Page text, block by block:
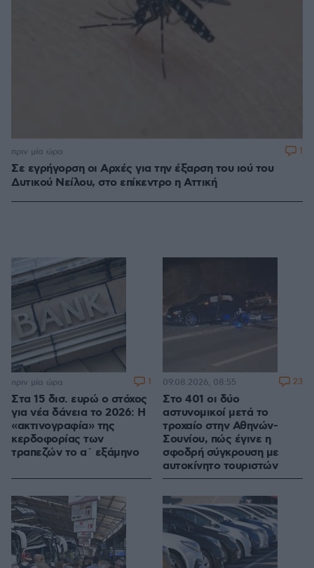
Σε εγρήγορση οι Αρχές για την έξαρση του ιού του
Δυτικού Νείλου, στο επίκεντρο η Αττική
πριν μία ώρα 1
Στα 15 δισ. ευρώ ο στόχος
για νέα δάνεια το 2026: Η
«ακτινογραφία» της
κερδοφορίας των
τραπεζών το α΄ εξάμηνο
πριν μία ώρα 1
Στο 401 οι δύο
αστυνομικοί μετά το
τροχαίο στην Αθηνών-
Σουνίου, πώς έγινε η
σφοδρή σύγκρουση με
αυτοκίνητο τουριστών
09.08.2026, 08:55 23